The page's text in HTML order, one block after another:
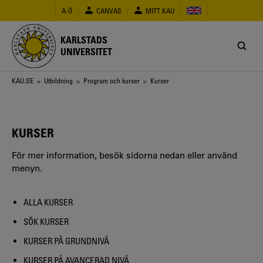
huvudinnehåll
A-Ö CANVAS MITT KAU
KARLSTADS
UNIVERSITET
Länkstig
KAU.SE > Utbildning > Program och kurser > Kurser
KURSER
För mer information, besök sidorna nedan eller använd
menyn.
ALLA KURSER
SÖK KURSER
KURSER PÅ GRUNDNIVÅ
KURSER PÅ AVANCERAD NIVÅ